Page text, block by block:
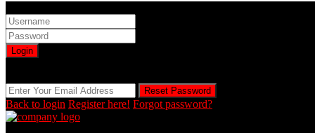
Login
Reset Password
Back to login Register here! Forgot password?